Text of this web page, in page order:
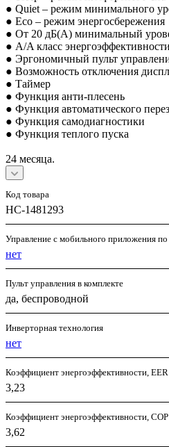
● Quiet – режим минимального
● Eco – режим энергосбережения
● От 20 дБ(А) минимальный
● A/A класс энергоэффективности
● Эргономичный пульт
● Возможность отключения
● Таймер
● Функция анти-плесень
● Функция автоматического
● Функция самодиагностики
● Функция теплого пуска
24 месяца.
Код товара
НС-1481293
Управление c мобильного приложения
нет
Пульт управления в комплекте
да, беспроводной
Инверторная технология
нет
Коэффициент энергоэффективности, EER
3,23
Коэффициент энергоэффективности, COP
3,62